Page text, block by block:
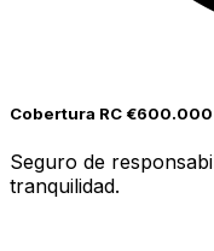
Cobertura RC €600.000
Seguro de
tranquilidad.